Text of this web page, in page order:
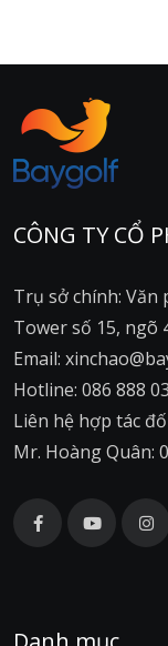
CÔNG TY CỔ
Trụ sở chính: Văn
Tower số 15, ngõ
Email:
Hotline: 086 888
Liên hệ hợp tác
Mr. Hoàng Quân: